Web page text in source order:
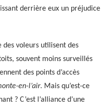
derrière eux un préjudice
des voleurs utilisent des
souvent moins surveillés
des points d’accès
en-l’air. Mais qu’est-ce
? C’est l’alliance d’une